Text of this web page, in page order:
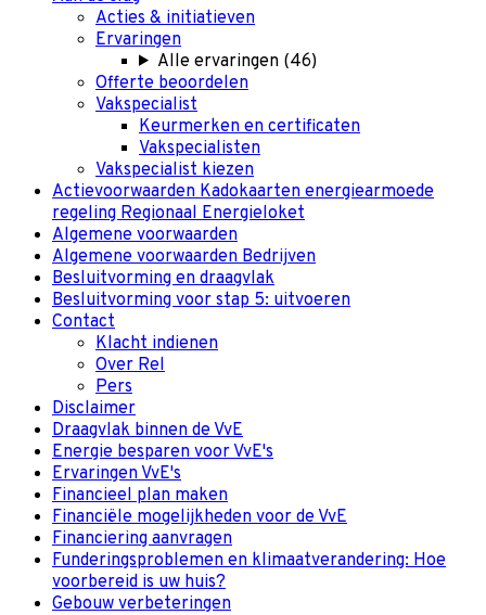
Acties & initiatieven
Ervaringen
Alle ervaringen(46)
Offerte beoordelen
Vakspecialist
Keurmerken en certificaten
Vakspecialisten
Vakspecialist kiezen
Actievoorwaarden Kadokaarten energiearmoede
regeling Regionaal Energieloket
Algemene voorwaarden
Algemene voorwaarden Bedrijven
Besluitvorming en draagvlak
Besluitvorming voor stap 5: uitvoeren
Contact
Klacht indienen
Over Rel
Pers
Disclaimer
Draagvlak binnen de VvE
Energie besparen voor VvE's
Ervaringen VvE's
Financieel plan maken
Financiële mogelijkheden voor de VvE
Financiering aanvragen
Funderingsproblemen en klimaatverandering: Hoe
voorbereid is uw huis?
Gebouw verbeteringen